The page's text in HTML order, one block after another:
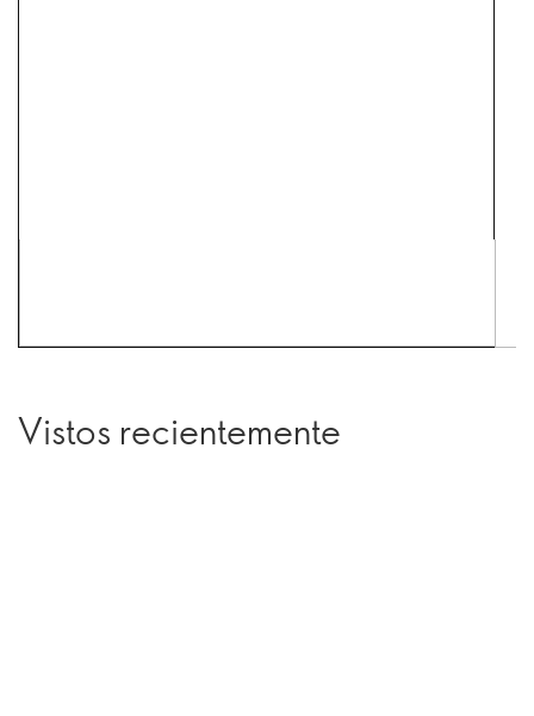
Vistos recientemente